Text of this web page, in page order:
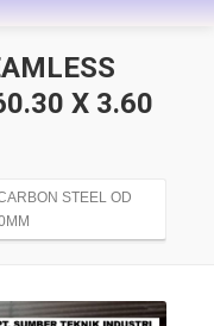
X 3.60
STEEL OD